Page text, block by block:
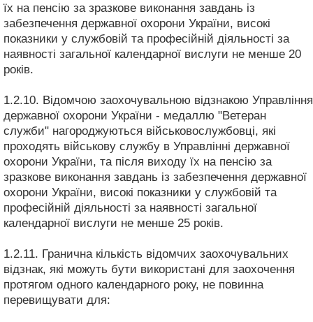
їх на пенсію за зразкове виконання завдань із
забезпечення державної охорони України, високі
показники у службовій та професійній діяльності за
наявності загальної календарної вислуги не менше 20
років.
1.2.10. Відомчою заохочувальною відзнакою Управління
державної охорони України - медаллю "Ветеран
служби" нагороджуються військовослужбовці, які
проходять військову службу в Управлінні державної
охорони України, та після виходу їх на пенсію за
зразкове виконання завдань із забезпечення державної
охорони України, високі показники у службовій та
професійній діяльності за наявності загальної
календарної вислуги не менше 25 років.
1.2.11. Гранична кількість відомчих заохочувальних
відзнак, які можуть бути використані для заохочення
протягом одного календарного року, не повинна
перевищувати для: